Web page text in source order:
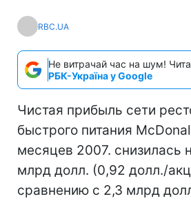
RBC.UA
Не витрачай час на шум!
РБК-Україна у Google
Чистая прибыль сети
быстрого питания
месяцев 2007. снизилась
млрд долл. (0,92 долл./
сравнению с 2,3 млрд